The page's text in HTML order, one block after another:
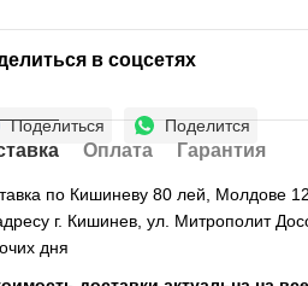
в соцсетях
Поделиться Поделится
Оплата Гарантия
по Кишиневу 80 лей, Молдове
г. Кишинев, ул. Митрополит
дня